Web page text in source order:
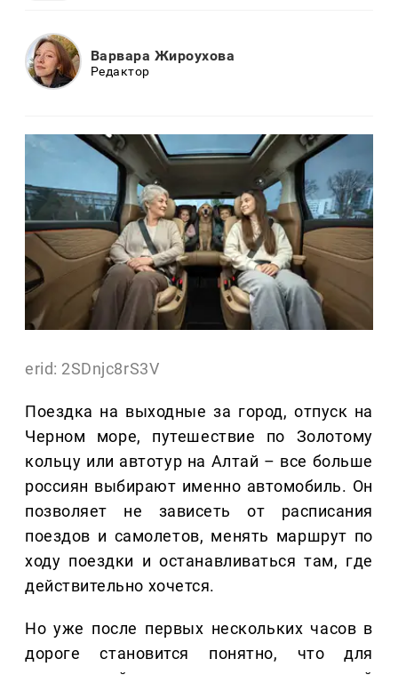
Варвара Жироухова
Редактор
erid: 2SDnjc8rS3V
Поездка на выходные за город, отпуск на
Черном море, путешествие по Золотому
кольцу или автотур на Алтай – все больше
россиян выбирают именно автомобиль. Он
позволяет не зависеть от расписания
поездов и самолетов, менять маршрут по
ходу поездки и останавливаться там, где
действительно хочется.
Но уже после первых нескольких часов в
дороге становится понятно, что для